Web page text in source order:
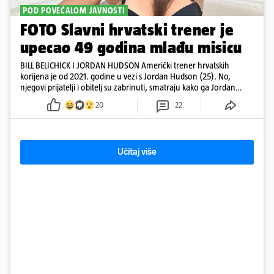
POD POVEĆALOM JAVNOSTI
FOTO Slavni hrvatski trener je
upecao 49 godina mlađu misicu
BILL BELICHICK I JORDAN HUDSON Američki trener hrvatskih
korijena je od 2021. godine u vezi s Jordan Hudson (25). No,
njegovi prijatelji i obitelj su zabrinuti, smatraju kako ga Jordan
kontrolira
20 22
Učitaj više